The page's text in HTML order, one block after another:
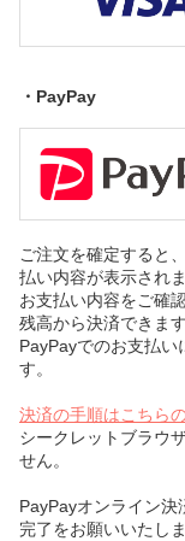
・PayPay
ご注文を確定すると
払い内容が表示されま
お支払い内容をご確
残高から決済できます
PayPayでのお支払
す。
決済の手順はこちら
シークレットブラウ
せん。
PayPayオンライン
完了をお願いいたしま